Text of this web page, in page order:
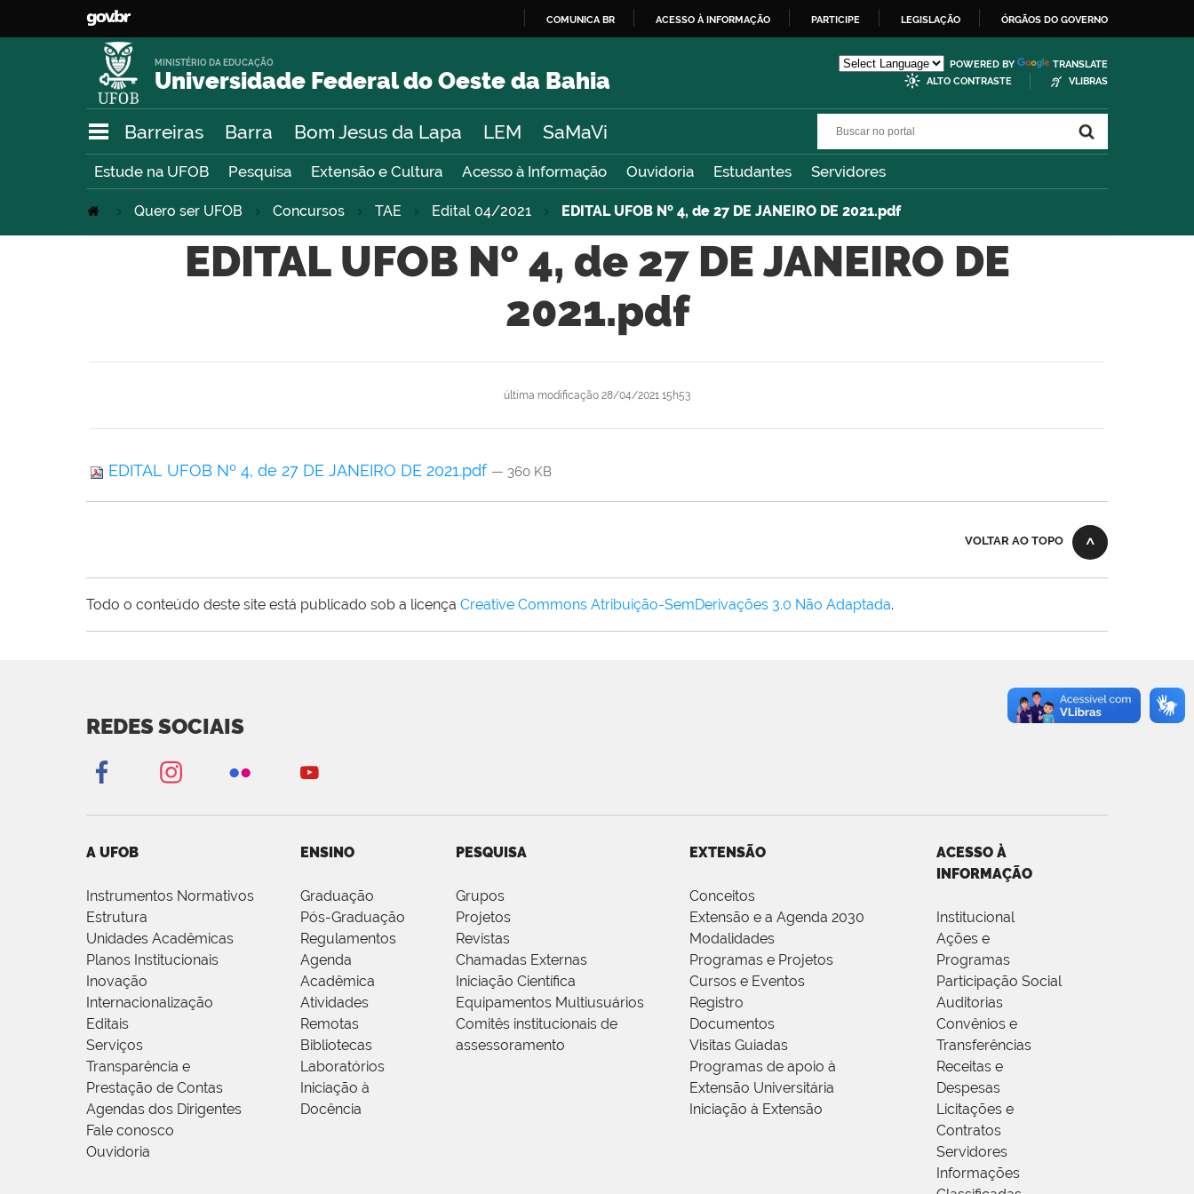
O
COMUNICA BR ACESSO À INFORMAÇÃO PARTICIPE LEGISLAÇÃO ÓRGÃOS DO GOVERNO
Universidade Federal do Oeste da Bahia
MINISTÉRIO DA EDUCAÇÃO POWERED BY
TRANSLATE
ALTO CONTRASTE
VLIBRAS
Barreiras Barra Bom Jesus da Lapa LEM SaMaVi
Estude na UFOB Pesquisa Extensão e Cultura Acesso à Informação Ouvidoria Estudantes Servidores
Quero ser UFOB Concursos TAE Edital 04/2021 EDITAL UFOB Nº 4, de 27 DE JANEIRO DE 2021.pdf
EDITAL UFOB Nº 4, de 27 DE JANEIRO DE
2021.pdf
última modificação 28/04/2021 15h53
EDITAL UFOB Nº 4, de 27 DE JANEIRO DE 2021.pdf — 360 KB
VOLTAR AO TOPO
Todo o conteúdo deste site está publicado sob a licença Creative Commons Atribuição-SemDerivações 3.0 Não Adaptada.
REDES SOCIAIS
A UFOB
Instrumentos Normativos
Estrutura
Unidades Acadêmicas
Planos Institucionais
Inovação
Internacionalização
Editais
Serviços
Transparência e
Prestação de Contas
Agendas dos Dirigentes
Fale conosco
Ouvidoria
ENSINO
Graduação
Pós-Graduação
Regulamentos
Agenda
Acadêmica
Atividades
Remotas
Bibliotecas
Laboratórios
Iniciação à
Docência
PESQUISA
Grupos
Projetos
Revistas
Chamadas Externas
Iniciação Científica
Equipamentos Multiusuários
Comitês institucionais de
assessoramento
EXTENSÃO
Conceitos
Extensão e a Agenda 2030
Modalidades
Programas e Projetos
Cursos e Eventos
Registro
Documentos
Visitas Guiadas
Programas de apoio à
Extensão Universitária
Iniciação à Extensão
ACESSO À
INFORMAÇÃO
Institucional
Ações e
Programas
Participação Social
Auditorias
Convênios e
Transferências
Receitas e
Despesas
Licitações e
Contratos
Servidores
Informações